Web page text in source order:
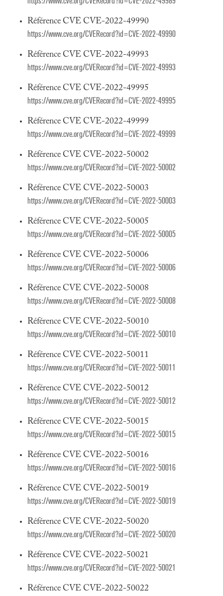
Référence CVE CVE-2022-49990
https://www.cve.org/CVERecord?id=CVE-2022-49990
Référence CVE CVE-2022-49993
https://www.cve.org/CVERecord?id=CVE-2022-49993
Référence CVE CVE-2022-49995
https://www.cve.org/CVERecord?id=CVE-2022-49995
Référence CVE CVE-2022-49999
https://www.cve.org/CVERecord?id=CVE-2022-49999
Référence CVE CVE-2022-50002
https://www.cve.org/CVERecord?id=CVE-2022-50002
Référence CVE CVE-2022-50003
https://www.cve.org/CVERecord?id=CVE-2022-50003
Référence CVE CVE-2022-50005
https://www.cve.org/CVERecord?id=CVE-2022-50005
Référence CVE CVE-2022-50006
https://www.cve.org/CVERecord?id=CVE-2022-50006
Référence CVE CVE-2022-50008
https://www.cve.org/CVERecord?id=CVE-2022-50008
Référence CVE CVE-2022-50010
https://www.cve.org/CVERecord?id=CVE-2022-50010
Référence CVE CVE-2022-50011
https://www.cve.org/CVERecord?id=CVE-2022-50011
Référence CVE CVE-2022-50012
https://www.cve.org/CVERecord?id=CVE-2022-50012
Référence CVE CVE-2022-50015
https://www.cve.org/CVERecord?id=CVE-2022-50015
Référence CVE CVE-2022-50016
https://www.cve.org/CVERecord?id=CVE-2022-50016
Référence CVE CVE-2022-50019
https://www.cve.org/CVERecord?id=CVE-2022-50019
Référence CVE CVE-2022-50020
https://www.cve.org/CVERecord?id=CVE-2022-50020
Référence CVE CVE-2022-50021
https://www.cve.org/CVERecord?id=CVE-2022-50021
Référence CVE CVE-2022-50022